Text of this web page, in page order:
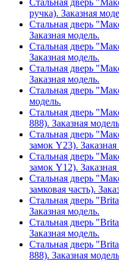
ручка). Заказная
Стальная дверь
Заказная модель.
Стальная дверь
Заказная модель.
Стальная дверь
Заказная модель.
Стальная дверь
модель.
Стальная дверь
888). Заказная
Стальная дверь
замок Y23). Заказная
Стальная дверь
замок Y12). Заказная
Стальная дверь
замковая часть).
Стальная дверь
Заказная модель.
Стальная дверь
Заказная модель.
Стальная дверь
888). Заказная